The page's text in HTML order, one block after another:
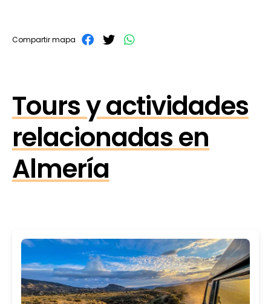
Compartir mapa
Tours y actividades
relacionadas en
Almería